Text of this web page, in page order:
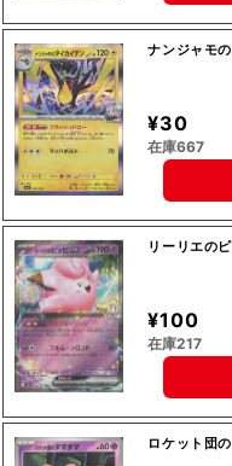
ナンジャモ
¥30
在庫667
リーリエの
¥100
在庫217
ロケット団